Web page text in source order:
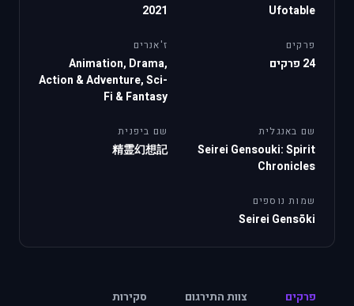
Ufotable
2021
פרקים
24 פרקים
ז'אנרים
Animation, Drama,
Action & Adventure, Sci-
Fi & Fantasy
שם באנגלית
Seirei Gensouki: Spirit
Chronicles
שם ביפנית
精霊幻想記
שמות נוספים
Seirei Gensōki
פרקים צוות התירגום סקירות